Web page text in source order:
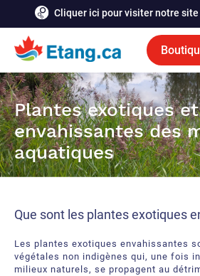
Cliquer ici pour visiter notre
Solutions
Aération
Fontaines flottantes
Bioaugmentation
Services
Carrière
Plantes exotiques et
envahissantes des
aquatiques
Que sont les plantes exotiques
Les plantes exotiques envahissantes
végétales non indigènes qui, une fois
milieux naturels, se propagent au